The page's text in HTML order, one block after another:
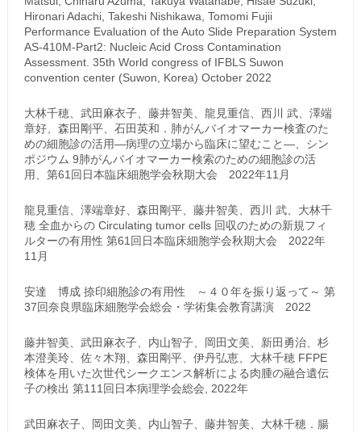
Hironari Adachi, Takeshi Nishikawa, Tomomi Fujii
Performance Evaluation of the Auto Slide Preparation System
AS-410M-Part2: Nucleic Acid Cross Contamination
Assessment. 35th World congress of IFBLS Suwon
convention center (Suwon, Korea) October 2022
大林千穂、武田麻衣子、藤井智美、龍見重信、西川 武、澤端
章好、森田剛平、石田英和．肺がんバイオマーカー検査のた
めの細胞診の活用―病理の立場から臨床に望むこと―、シン
ポジウム 9肺がんバイオマーカー検索のための細胞診の活
用、第61回日本臨床細胞学会秋期大会 2022年11月
龍見重信、澤端章好、森田剛平、藤井智美、西川 武、大林千
穂 全血からの Circulating tumor cells 回収のための新規フィ
ルターの有用性 第61回日本臨床細胞学会秋期大会 2022年
11月
安達 博成 捺印細胞診の有用性 ～４０年を振り返って～ 第
37回奈良県臨床細胞学会総会・学術集会教育講演 2022
藤井智美、武田麻衣子、内山智子、岡田文美、新田勇治、杉
本澄美玲、佐々木翔、森田剛平、伊丹弘恵、大林千穂 FFPE
検体を用いた次世代シークエンス解析による肉腫の融合遺伝
子の検出 第111回日本病理学会総会, 2022年
武田麻衣子、岡田文美、内山智子、藤井智美、大林千穂．腸